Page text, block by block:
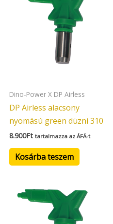
Dino-Power X DP Airless
DP Airless alacsony
nyomású green düzni 310
8.900Ft tartalmazza az ÁFÁ-t
Kosárba teszem